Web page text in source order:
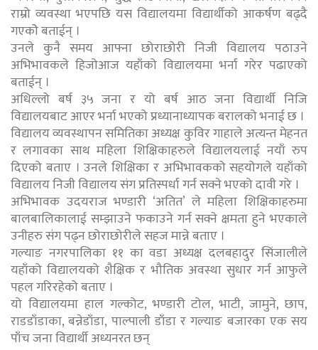
राम्रो व्यवस्था भएपछि यस विद्यालयमा विद्यार्थीको आकर्षण बढ्दै
गएकोे बताईन् ।
उनले कुनै समय आफ्ना छोराछोरी निजी विद्यालय पठाउने
अभिभावकले हिजोआज यहाँको विद्यालयमा भर्ना गरेर पढाएको
बताईन् ।
अधिल्लो बर्ष ३५ जना र यो बर्ष आठ जना विद्यार्थी निजि
विद्यालयबाट आएर भर्ना भएको प्रध्यानाध्यापक बरालको भनाई छ ।
विद्यालय व्यवस्थापन समितिका अध्यक्ष कुविर गाहाले अत्यन्त मेहनत
र लगावका साथ महिला शिक्षिकाहरुले विद्यालयलाई नयाँ रुप
दिएको बताए । उनले शिक्षिका र अभिभावकको सहयोगले यहाँको
विद्यालय निजी विद्यालय संग प्रतिस्पर्धा गर्न सक्ने भएको दावी गरे ।
अभिभावक उदयराज भण्डारी ‘अतित’ ले महिला शिक्षिकाहरुमा
बालबालिकालाई सम्झाउने फकाउने गर्न सक्ने क्षमता हुने भएकाले
उनीहरु संग पढ्न छोराछोरीले सहज मान्ने बताए ।
गल्याङ नगरपालिका ११ का वडा अध्यक्ष दलबहादुर सिंजालीले
यहाँको विद्यालयको शैक्षिक र भौतिक अवस्था सुधार गर्न आफुले
पहल गरिरहेको बताए ।
यो विद्यालयमा हाल गल्कोट, भण्डारी टोल, भाटी, जामुने, छाप,
राडडाँडाका, बन्नेडाँडा, पाल्पाली डाँडा र गल्याङ बजारका एक सय
पाँच जना विद्यार्थी अध्यनरत छन्